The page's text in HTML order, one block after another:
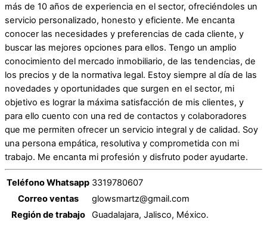
más de 10 años de experiencia en el sector, ofreciéndoles un
servicio personalizado, honesto y eficiente. Me encanta
conocer las necesidades y preferencias de cada cliente, y
buscar las mejores opciones para ellos. Tengo un amplio
conocimiento del mercado inmobiliario, de las tendencias, de
los precios y de la normativa legal. Estoy siempre al día de las
novedades y oportunidades que surgen en el sector, mi
objetivo es lograr la máxima satisfacción de mis clientes, y
para ello cuento con una red de contactos y colaboradores
que me permiten ofrecer un servicio integral y de calidad. Soy
una persona empática, resolutiva y comprometida con mi
trabajo. Me encanta mi profesión y disfruto poder ayudarte.
Teléfono Whatsapp 3319780607
Correo ventas
glowsmartz@gmail.com
Región de trabajo
Guadalajara, Jalisco, México.